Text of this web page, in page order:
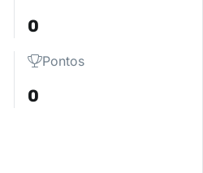
0
Pontos
0